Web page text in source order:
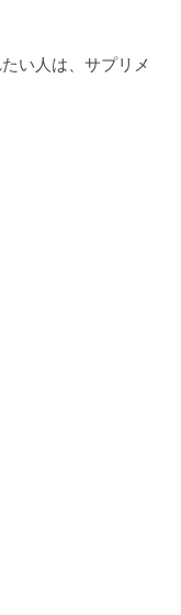
い人は、サプリメ